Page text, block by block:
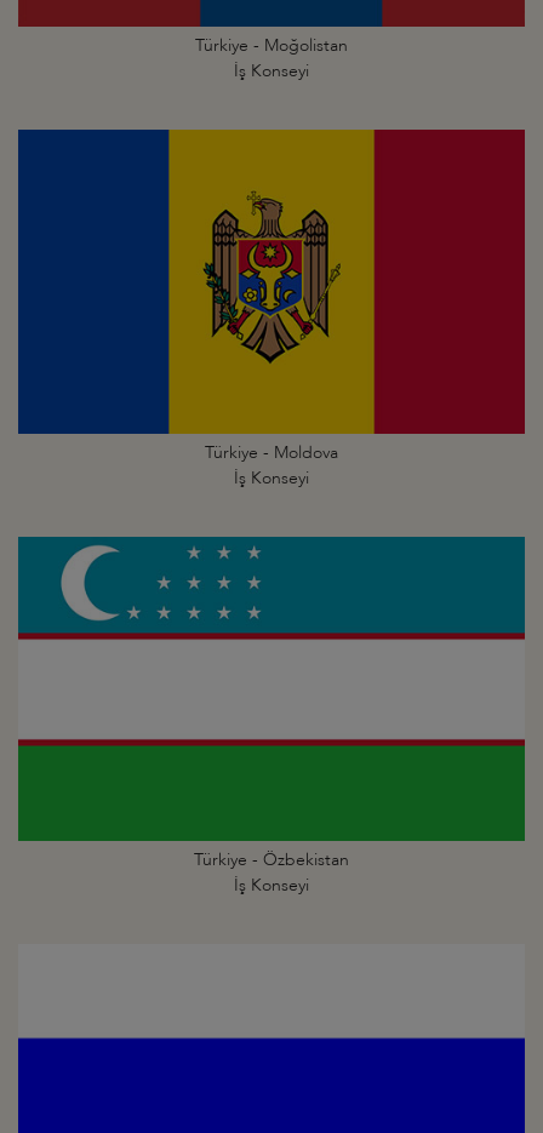
Türkiye - Moğolistan
İş Konseyi
Türkiye - Moldova
İş Konseyi
Türkiye - Özbekistan
İş Konseyi